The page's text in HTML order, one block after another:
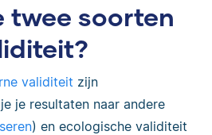
twee soorten
validiteit zijn
je resultaten naar andere
) en ecologische validiteit